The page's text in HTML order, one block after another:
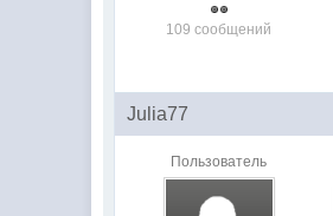
109 сообщений
Julia77
Пользователь